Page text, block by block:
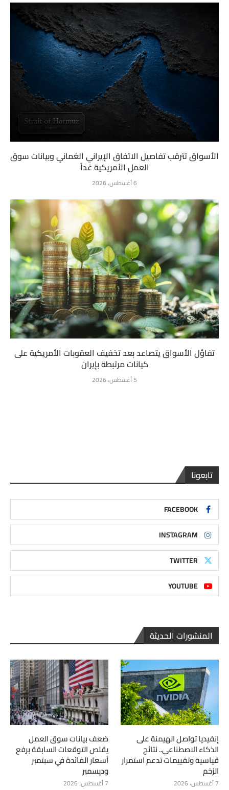
الأسواق تترقب تفاصيل الاتفاق الإيراني العُماني وبيانات سوق
العمل الأمريكية غداً
6 أغسطس، 2026
تفاؤل الأسواق يتصاعد بعد تخفيف العقوبات الأمريكية على
كيانات مرتبطة بإيران
5 أغسطس، 2026
تابعونا
FACEBOOK
INSTAGRAM
TWITTER
YOUTUBE
المنشورات الحديثة
إنفيديا تواصل الهيمنة على
الذكاء الاصطناعي.. نتائج
قياسية وتقييمات تدعم استمرار
الزخم
7 أغسطس، 2026
ضعف بيانات سوق العمل
يقلص التوقعات السابقة برفع
أسعار الفائدة في سبتمبر
وديسمبر
7 أغسطس، 2026